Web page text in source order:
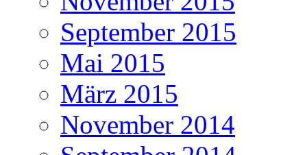
September 2015
Mai 2015
März 2015
November 2014